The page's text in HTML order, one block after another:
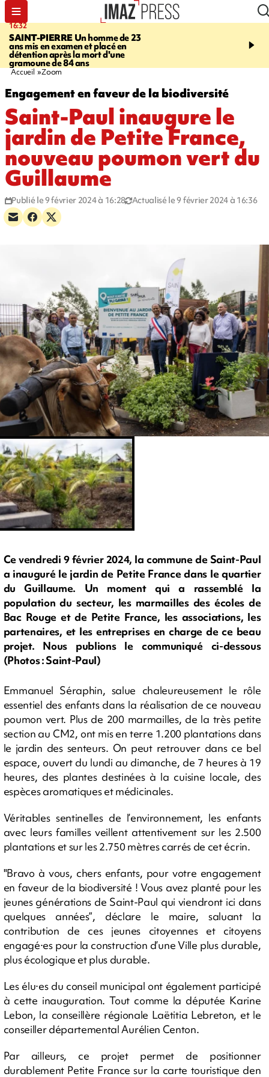
16:32
SAINT-PIERREUn homme de 23
ans mis en examen et placé en
détention après la mort d'une
gramoune de 84 ans
21:08
et Turquie scellent un
Accueil Zoom
Engagement en faveur de la biodiversité
Saint-Paul inaugure le
jardin de Petite France,
nouveau poumon vert du
Guillaume
Publié le 9 février 2024 à 16:28 Actualisé le 9 février 2024 à 16:36
Ce vendredi 9 février 2024, la commune de Saint-Paul
a inauguré le jardin de Petite France dans le quartier
du Guillaume. Un moment qui a rassemblé la
population du secteur, les marmailles des écoles de
Bac Rouge et de Petite France, les associations, les
partenaires, et les entreprises en charge de ce beau
projet. Nous publions le communiqué ci-dessous
(Photos : Saint-Paul)
Emmanuel Séraphin, salue chaleureusement le rôle
essentiel des enfants dans la réalisation de ce nouveau
poumon vert. Plus de 200 marmailles, de la très petite
section au CM2, ont mis en terre 1.200 plantations dans
le jardin des senteurs. On peut retrouver dans ce bel
espace, ouvert du lundi au dimanche, de 7 heures à 19
heures, des plantes destinées à la cuisine locale, des
espèces aromatiques et médicinales.
Véritables sentinelles de l’environnement, les enfants
avec leurs familles veillent attentivement sur les 2.500
plantations et sur les 2.750 mètres carrés de cet écrin.
"Bravo à vous, chers enfants, pour votre engagement
en faveur de la biodiversité ! Vous avez planté pour les
jeunes générations de Saint-Paul qui viendront ici dans
quelques années”, déclare le maire, saluant la
contribution de ces jeunes citoyennes et citoyens
engagé·es pour la construction d’une Ville plus durable,
plus écologique et plus durable.
Les élu·es du conseil municipal ont également participé
à cette inauguration. Tout comme la députée Karine
Lebon, la conseillère régionale Laëtitia Lebreton, et le
conseiller départemental Aurélien Centon.
Par ailleurs, ce projet permet de positionner
durablement Petite France sur la carte touristique den